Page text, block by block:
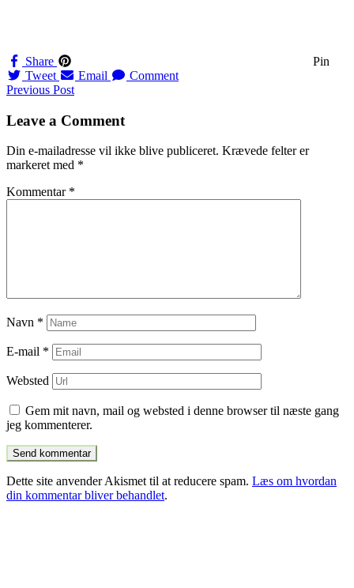
Share
Pin
Tweet
Email Comment
Navigation
til
Previous Post
Leave a Comment
Din e-mailadresse vil ikke blive publiceret. Krævede felter er
markeret med *
Kommentar *
Navn *
E-mail *
Websted
Gem mit navn, mail og websted i denne browser til næste gang
jeg kommenterer.
Dette site anvender Akismet til at reducere spam. Læs om hvordan
din kommentar bliver behandlet.